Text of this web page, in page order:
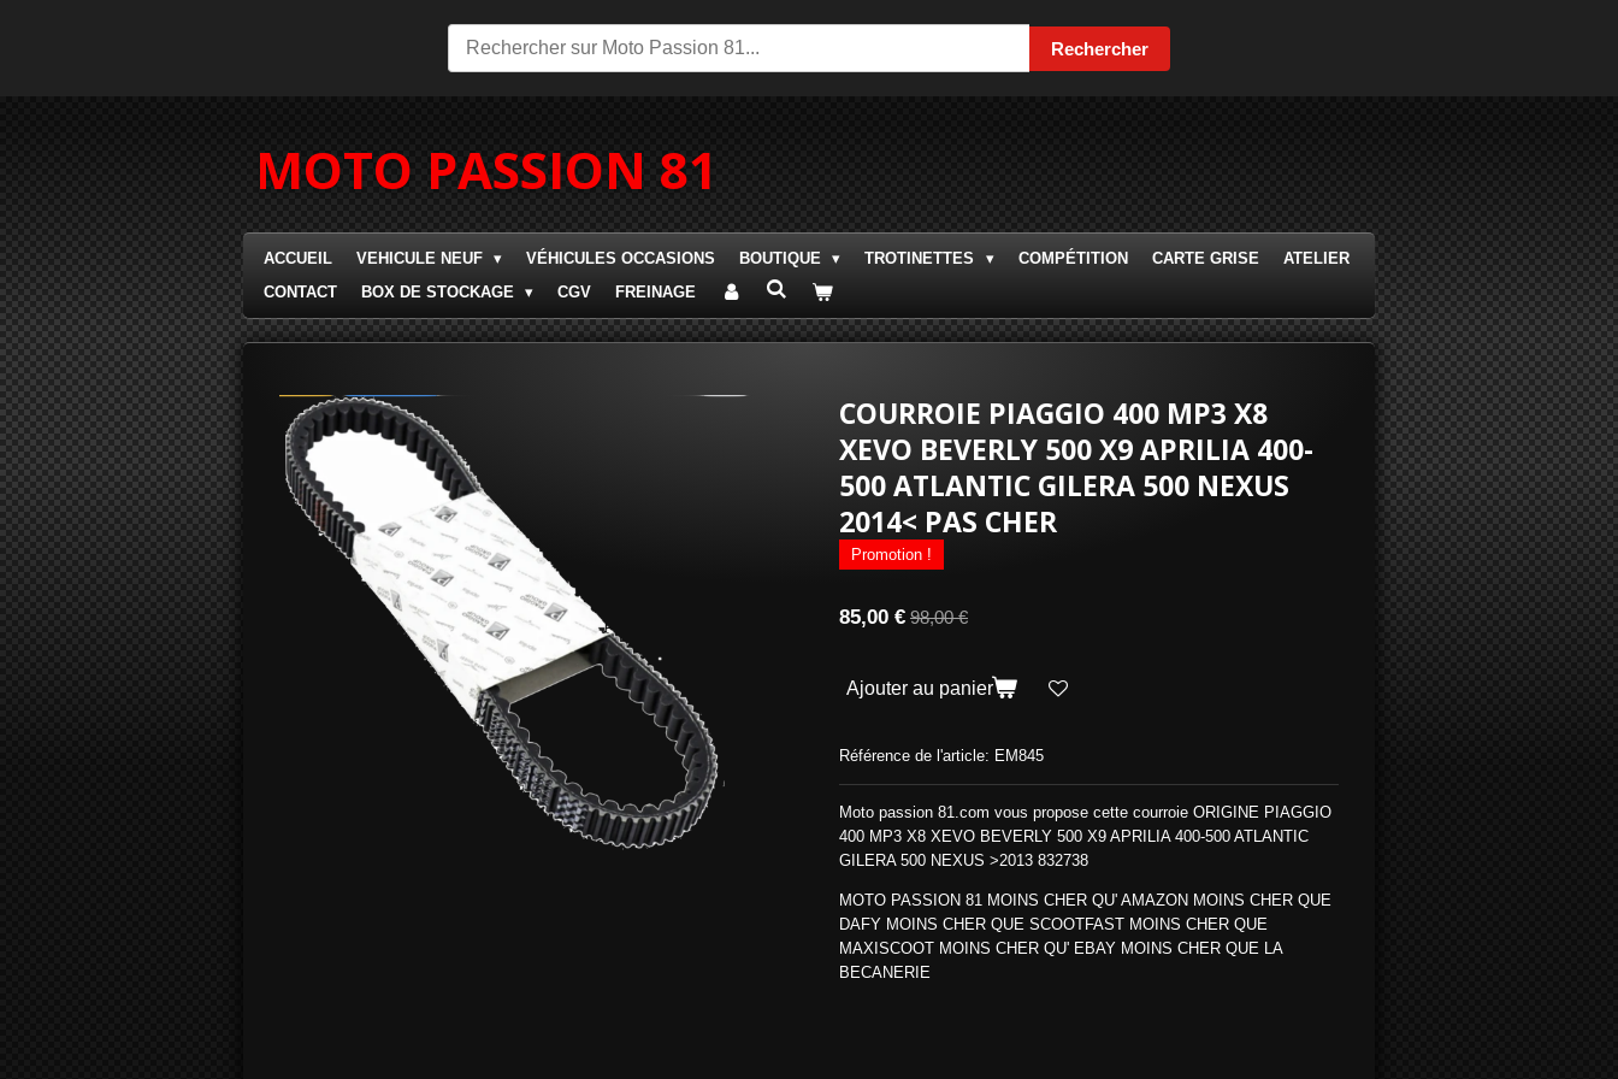
Rechercher
MOTO PASSION 81
ACCUEIL VEHICULE NEUF VÉHICULES OCCASIONS BOUTIQUE TROTINETTES COMPÉTITION CARTE GRISE
ATELIER
CONTACT
BOX DE STOCKAGE CGV FREINAGE
COURROIE PIAGGIO 400 MP3 X8
XEVO BEVERLY 500 X9 APRILIA 400-
500 ATLANTIC GILERA 500 NEXUS
2014< PAS CHER
Promotion !
85,00 € 98,00 €
Ajouter au panier
Référence de l'article: EM845
Moto passion 81.com vous propose cette courroie ORIGINE PIAGGIO
400 MP3 X8 XEVO BEVERLY 500 X9 APRILIA 400-500 ATLANTIC
GILERA 500 NEXUS >2013 832738
MOTO PASSION 81 MOINS CHER QU' AMAZON MOINS CHER QUE
DAFY MOINS CHER QUE SCOOTFAST MOINS CHER QUE
MAXISCOOT MOINS CHER QU' EBAY MOINS CHER QUE LA
BECANERIE